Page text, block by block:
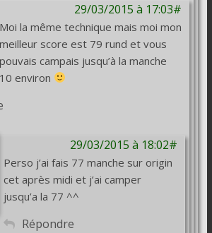
29/03/2015 à 17:03#
Moi la même technique mais moi mon
meilleur score est 79 rund et vous
pouvais campais jusqu’à la manche
10 environ
29/03/2015 à 18:02#
Perso j’ai fais 77 manche sur origin
cet après midi et j’ai camper
jusqu’a la 77 ^^
Répondre